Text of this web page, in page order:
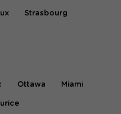
Strasbourg
Ottawa Miami